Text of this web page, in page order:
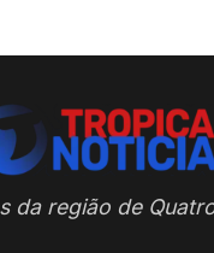
da região de